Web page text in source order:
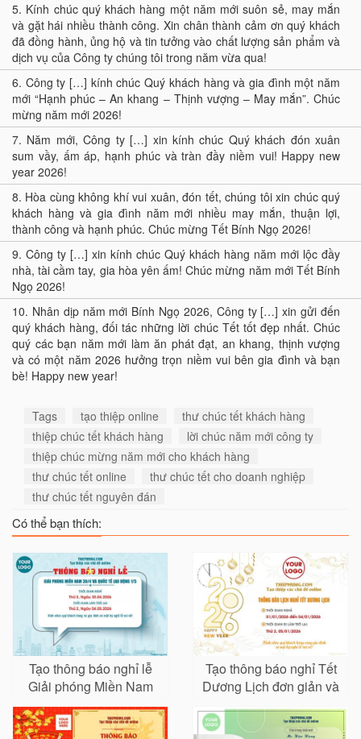
5. Kính chúc quý khách hàng một năm mới suôn sẻ, may mắn
và gặt hái nhiều thành công. Xin chân thành cảm ơn quý khách
đã đồng hành, ủng hộ và tin tưởng vào chất lượng sản phẩm và
dịch vụ của Công ty chúng tôi trong năm vừa qua!
6. Công ty […] kính chúc Quý khách hàng và gia đình một năm
mới “Hạnh phúc – An khang – Thịnh vượng – May mắn”. Chúc
mừng năm mới 2026!
7. Năm mới, Công ty […] xin kính chúc Quý khách đón xuân
sum vầy, ấm áp, hạnh phúc và tràn đầy niềm vui! Happy new
year 2026!
8. Hòa cùng không khí vui xuân, đón tết, chúng tôi xin chúc quý
khách hàng và gia đình năm mới nhiều may mắn, thuận lợi,
thành công và hạnh phúc. Chúc mừng Tết Bính Ngọ 2026!
9. Công ty […] xin kính chúc Quý khách hàng năm mới lộc đầy
nhà, tài cầm tay, gia hòa yên ấm! Chúc mừng năm mới Tết Bính
Ngọ 2026!
10. Nhân dịp năm mới Bính Ngọ 2026, Công ty […] xin gửi đến
quý khách hàng, đối tác những lời chúc Tết tốt đẹp nhất. Chúc
quý các bạn năm mới làm ăn phát đạt, an khang, thịnh vượng
và có một năm 2026 hưởng trọn niềm vui bên gia đình và bạn
bè! Happy new year!
Tags tạo thiệp online
thư chúc tết khách hàng
thiệp chúc tết khách hàng
lời chúc năm mới công ty
thiệp chúc mừng năm mới cho khách hàng
thư chúc tết online
thư chúc tết cho doanh nghiệp
thư chúc tết nguyên đán
Có thể bạn thích:
Tạo thông báo nghỉ lễ
Giải phóng Miền Nam
30/4 và Quốc tế Lao
Động 1/5
Tạo thông báo nghỉ Tết
Dương Lịch đơn giản và